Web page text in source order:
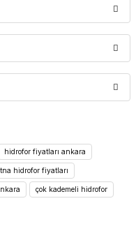
yapın!
öneri formunu
hidrofor fiyatları ankara
hidrofor fiyatları
çok kademeli hidrofor